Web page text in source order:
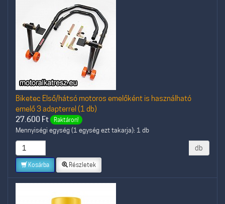
Biketec Első/hátsó motoros emelőként is használható
emelő 3 adapterrel (1 db)
27.600 Ft Raktáron!
Mennyiségi egység (1 egység ezt takarja): 1 db
db
Kosárba Részletek